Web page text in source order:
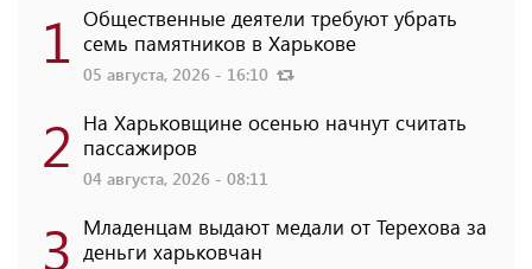
1 Общественные деятели требуют убрать
семь памятников в Харькове
05 августа, 2026 - 16:10
2 На Харьковщине осенью начнут считать
пассажиров
04 августа, 2026 - 08:11
3 Младенцам выдают медали от Терехова за
деньги харьковчан